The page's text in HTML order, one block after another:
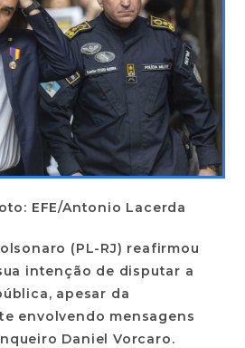
EFE/Antonio Lacerda
(PL-RJ) reafirmou
intenção de disputar a
apesar da
envolvendo mensagens
Daniel Vorcaro.